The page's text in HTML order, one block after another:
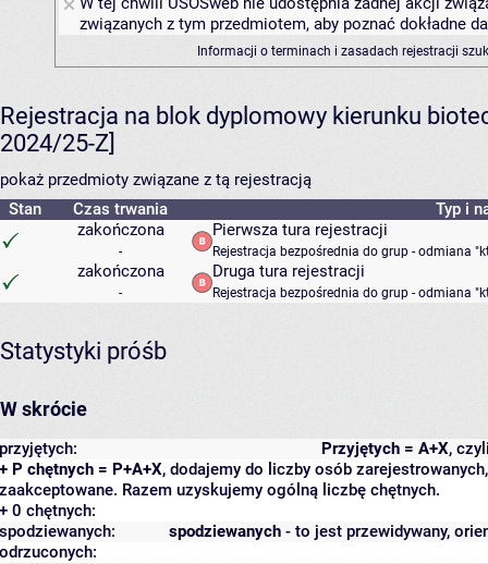
związanych z tym przedmiotem, aby poznać dokładne
Informacji o terminach i zasadach rejestracji
Rejestracja na blok dyplomowy kierunku
2024/25-Z]
pokaż przedmioty związane z tą rejestracją
Stan
Czas trwania
Typ i
zakończona
-
Pierwsza tura rejestracji
Rejestracja bezpośrednia do grup - odmiana
zakończona
-
Druga tura rejestracji
Rejestracja bezpośrednia do grup - odmiana
Statystyki próśb
W skrócie
Przyjętych = A+X,
przyjętych:
+ P chętnych = P+A+X, dodajemy do liczby osób
zaakceptowane. Razem uzyskujemy ogólną liczbę chętnych.
+ 0 chętnych:
spodziewanych - to jest przewidywany,
spodziewanych:
odrzuconych: